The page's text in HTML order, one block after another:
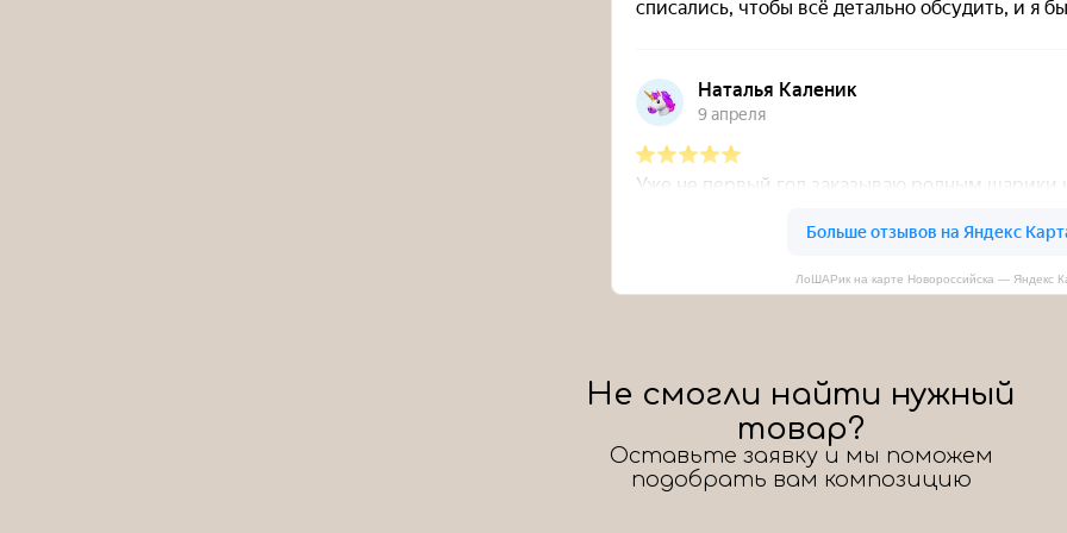
ЛоШАРик на карте Новороссийска — Яндекс
Не смогли найти нужный
товар?
Оставьте заявку и мы поможем
подобрать вам композицию